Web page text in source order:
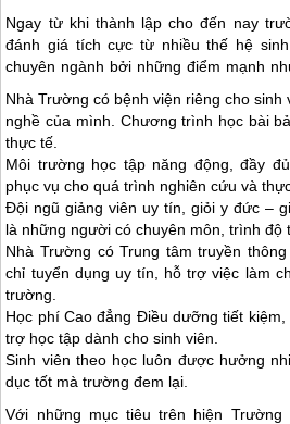
Ngay từ khi thành lập cho đến nay
đánh giá tích cực từ nhiều thế hệ
chuyên ngành bởi những điểm mạnh
Nhà Trường có bệnh viện riêng cho
nghề của mình. Chương trình học bài
thực tế.
Môi trường học tập năng động, đầy
phục vụ cho quá trình nghiên cứu và
Đội ngũ giảng viên uy tín, giỏi y đức –
là những người có chuyên môn, trình độ
Nhà Trường có Trung tâm truyền
chỉ tuyển dụng uy tín, hỗ trợ việc làm
trường.
Học phí Cao đẳng Điều dưỡng tiết
trợ học tập dành cho sinh viên.
Sinh viên theo học luôn được hưởng
dục tốt mà trường đem lại.
Với những mục tiêu trên hiện Trường